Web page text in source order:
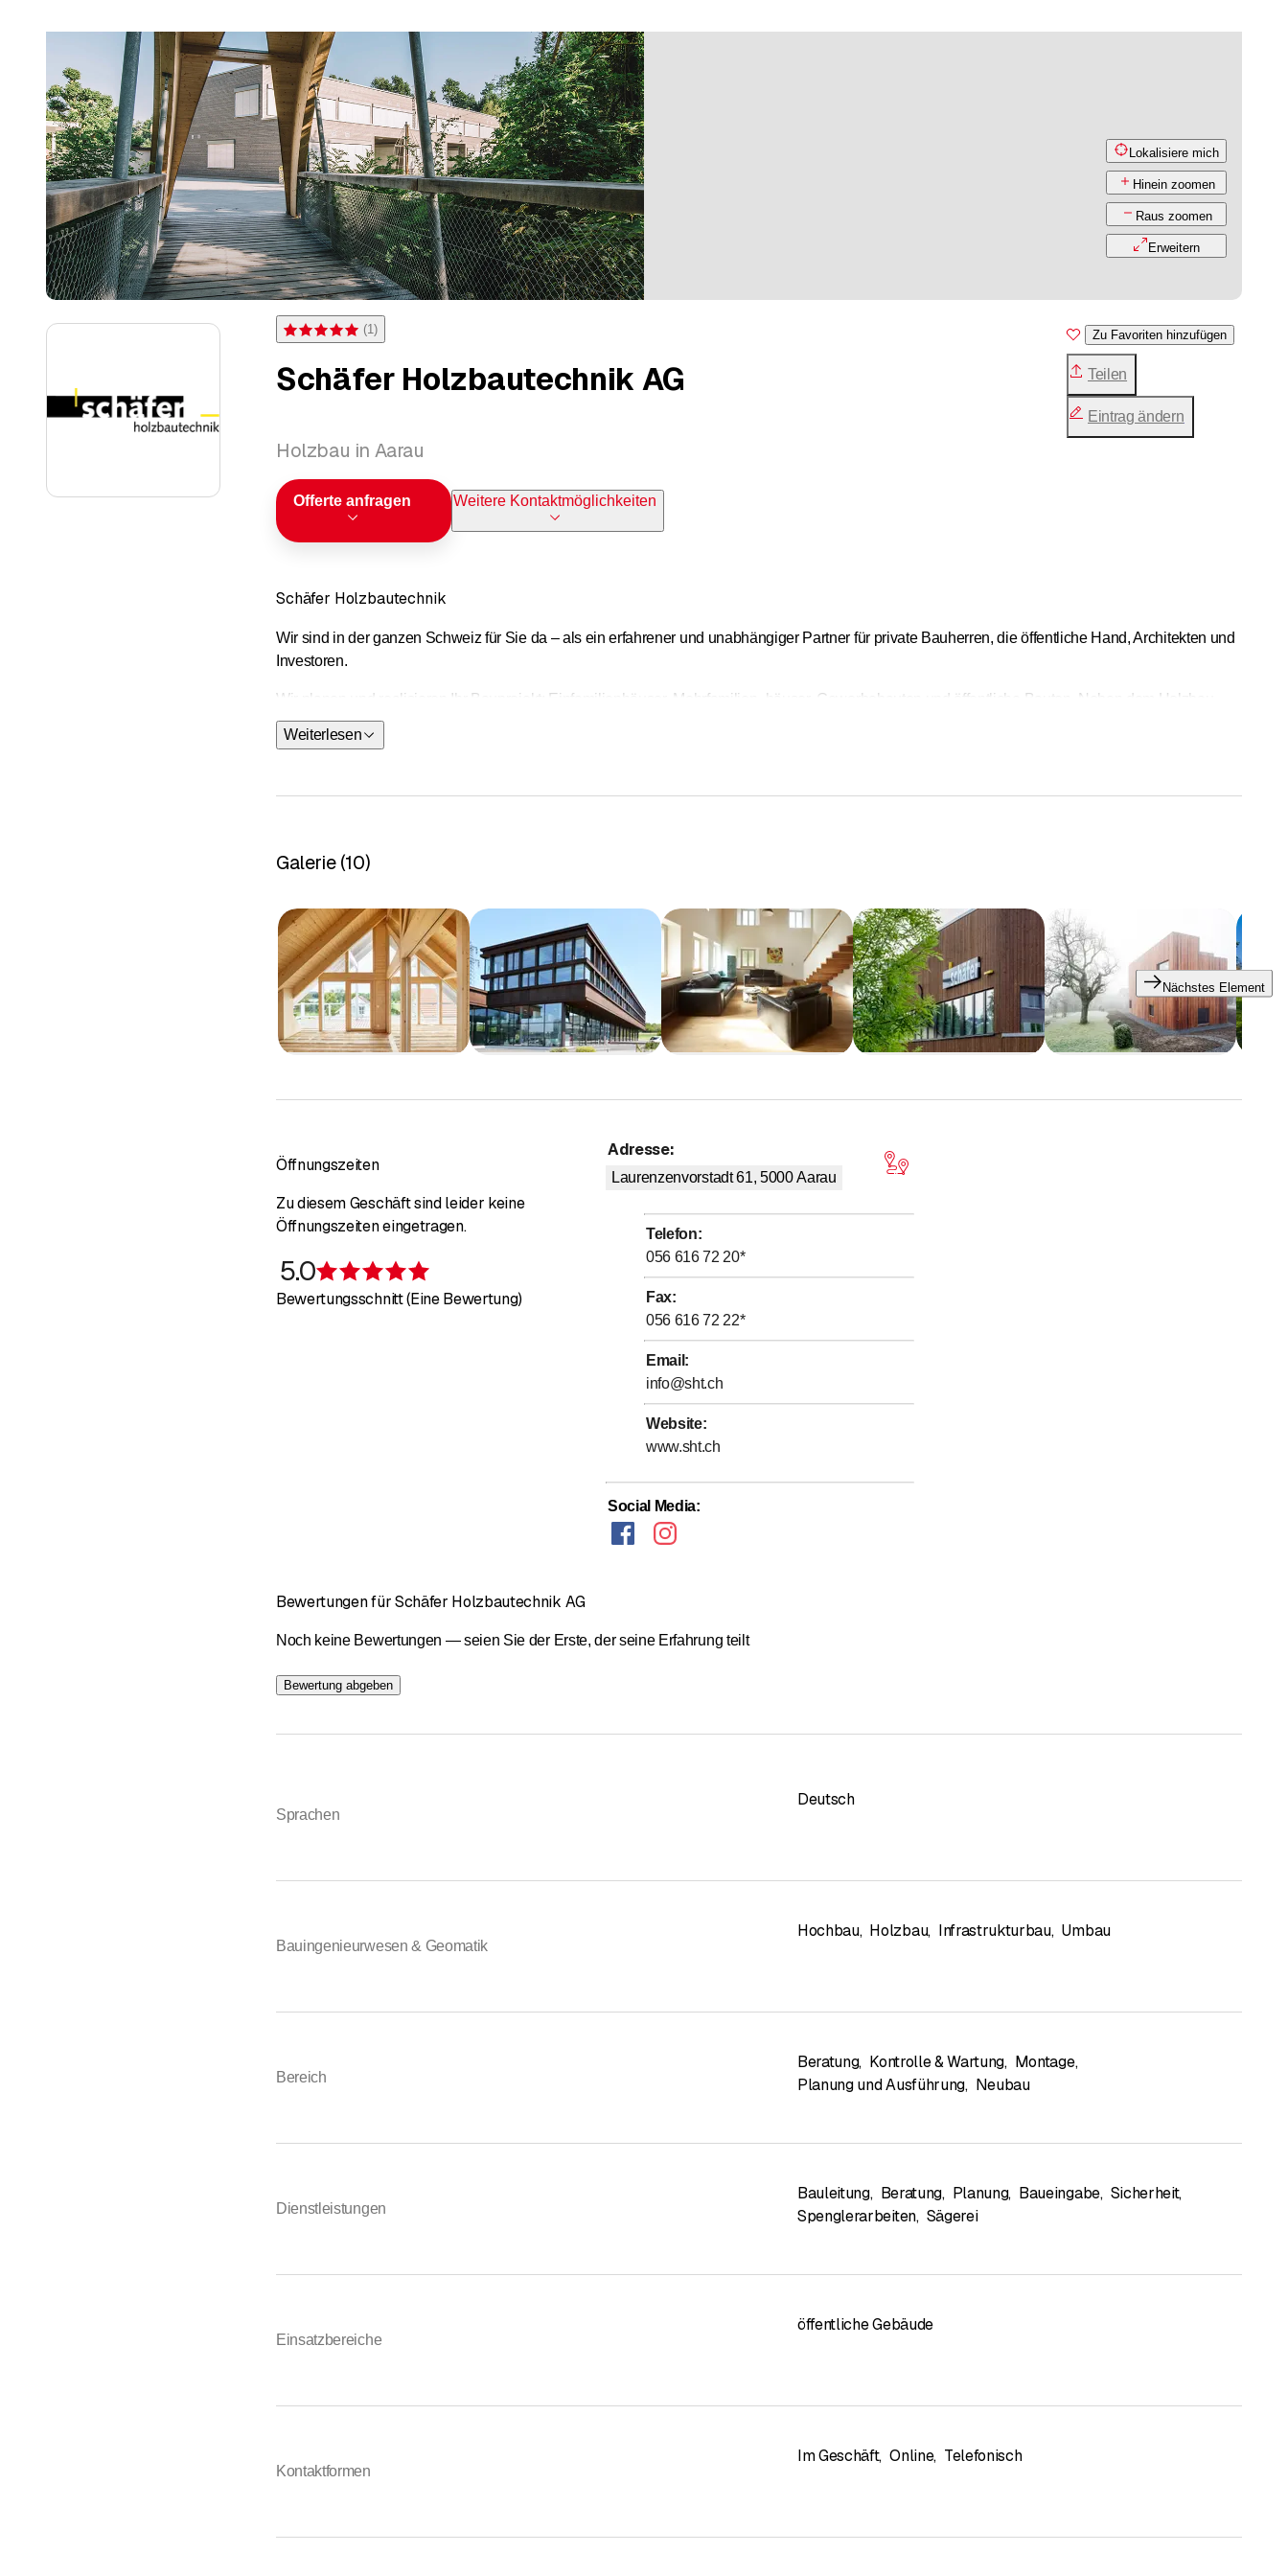
Lokalisiere mich
Hinein zoomen
Raus zoomen
Erweitern
Bewertung 5 von 5 Sternen bei einer Bewertung
(1)
Schäfer Holzbautechnik AG
Holzbau in Aarau
Offerte anfragen Weitere Kontaktmöglichkeiten
Zu Favoriten hinzufügen
Teilen
Eintrag ändern
Schäfer Holzbautechnik
Wir sind in der ganzen Schweiz für Sie da – als ein erfahrener und unabhängiger Partner für private Bauherren, die öffentliche Hand, Architekten und
Investoren.
Wir planen und realisieren Ihr Bauprojekt: Einfamilienhäuser, Mehrfamilien- häuser, Gewerbebauten und öffentliche Bauten. Neben dem Holzbau
können Sie bei uns auf eine ebenso versierte Ingenieurberatung zählen.
Weiterlesen
Galerie (10)
Nächstes Element
Öffnungszeiten
Zu diesem Geschäft sind leider keine
Öffnungszeiten eingetragen.
5.0
Bewertungsschnitt (Eine Bewertung)
Adresse:
Laurenzenvorstadt 61, 5000 Aarau
Telefon:
056 616 72 20*
Fax:
056 616 72 22*
Email :
info@sht.ch
Website:
www.sht.ch
Social Media:
Bewertungen für Schäfer Holzbautechnik AG
Noch keine Bewertungen — seien Sie der Erste, der seine Erfahrung teilt
Bewertung abgeben
Sprachen
Deutsch
Bauingenieurwesen & Geomatik
Hochbau, Holzbau, Infrastrukturbau, Umbau
Bereich
Beratung, Kontrolle & Wartung, Montage,
Planung und Ausführung, Neubau
Dienstleistungen
Bauleitung, Beratung, Planung, Baueingabe, Sicherheit,
Spenglerarbeiten, Sägerei
Einsatzbereiche
öffentliche Gebäude
Kontaktformen
Im Geschäft, Online, Telefonisch